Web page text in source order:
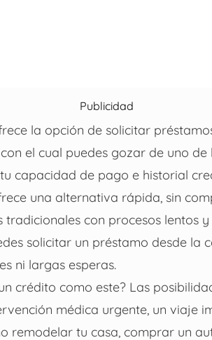
Publicidad
la opción de solicitar
el cual puedes gozar de uno de
capacidad de pago e historial
una alternativa rápida, sin
con procesos lentos
solicitar un préstamo desde la
ni largas esperas.
crédito como este? Las
médica urgente, un viaje
remodelar tu casa, comprar un